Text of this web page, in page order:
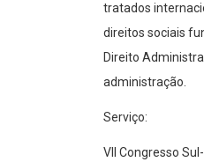
tratados
direitos sociais
Direito
administração.
Serviço:
VII Congresso